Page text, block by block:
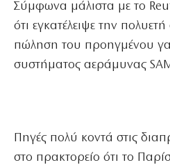
Σύμφωνα μάλιστα με το
ότι εγκατέλειψε την
πώληση του προηγμένου
συστήματος αεράμυνας
Πηγές πολύ κοντά στις
στο πρακτορείο ότι το